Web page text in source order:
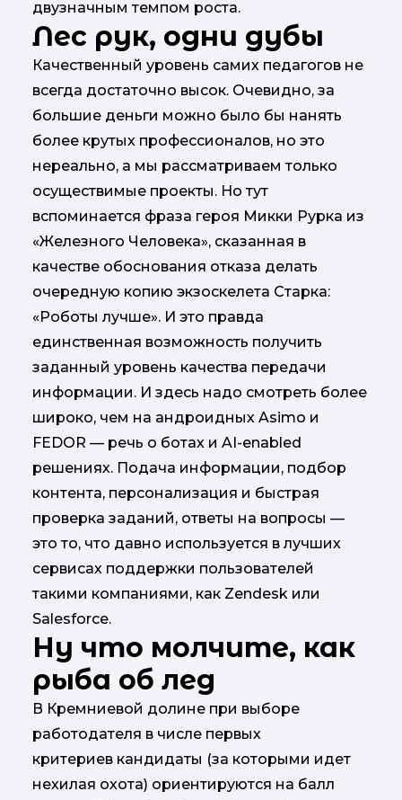
двузначным темпом роста.
Лес рук, одни дубы
Качественный уровень самих педагогов не
всегда достаточно высок. Очевидно, за
большие деньги можно было бы нанять
более крутых профессионалов, но это
нереально, а мы рассматриваем только
осуществимые проекты. Но тут
вспоминается фраза героя Микки Рурка из
«Железного Человека», сказанная в
качестве обоснования отказа делать
очередную копию экзоскелета Старка:
«Роботы лучше». И это правда
единственная возможность получить
заданный уровень качества передачи
информации. И здесь надо смотреть более
широко, чем на андроидных Asimo и
FEDOR — речь о ботах и AI-enabled
решениях. Подача информации, подбор
контента, персонализация и быстрая
проверка заданий, ответы на вопросы —
это то, что давно используется в лучших
сервисах поддержки пользователей
такими компаниями, как Zendesk или
Salesforce.
Ну что молчите, как
рыба об лед
В Кремниевой долине при выборе
работодателя в числе первых
критериев кандидаты (за которыми идет
нехилая охота) ориентируются на балл